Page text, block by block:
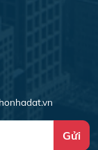
Gửi